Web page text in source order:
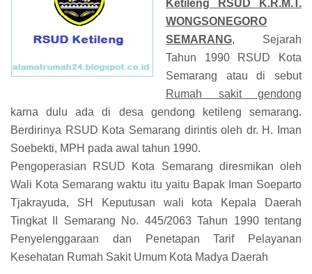
Ketileng RSUD K.R.M.T.
WONGSONEGORO
SEMARANG, Sejarah
Tahun 1990 RSUD Kota
Semarang atau di sebut
Rumah sakit gendong
karna dulu ada di desa gendong ketileng semarang.
Berdirinya RSUD Kota Semarang dirintis oleh dr. H. Iman
Soebekti, MPH pada awal tahun 1990.
Pengoperasian RSUD Kota Semarang diresmikan oleh
Wali Kota Semarang waktu itu yaitu Bapak Iman Soeparto
Tjakrayuda, SH Keputusan wali kota Kepala Daerah
Tingkat II Semarang No. 445/2063 Tahun 1990 tentang
Penyelenggaraan dan Penetapan Tarif Pelayanan
Kesehatan Rumah Sakit Umum Kota Madya Daerah